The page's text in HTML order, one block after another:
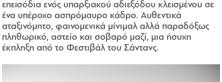
επεισόδια ενός υπαρξιακού αδιεξόδου κλεισμένου σε
ένα υπέροχο ασπρόμαυρο κάδρο. Αυθεντικά
αταξινόμητο, φαινομενικά μίνιμαλ αλλά παραδόξως
πληθωρικό, αστείο και σοβαρό μαζί, μια ήσυχη
έκπληξη από το Φεστιβάλ του Σάντανς.